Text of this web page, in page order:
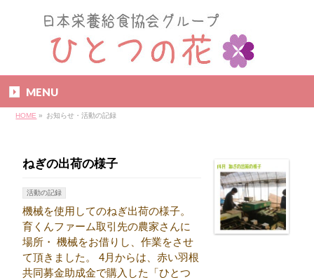
MENU
HOME » お知らせ・活動の記録
ねぎの出荷の様子
活動の記録
機械を使用してのねぎ出荷の様子。
育くんファーム取引先の農家さんに
場所・ 機械をお借りし、作業をさせ
て頂きました。 4月からは、赤い羽根
共同募金助成金で購入した「ひとつ